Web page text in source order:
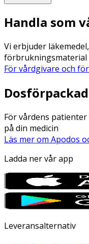
Handla som
Vi erbjuder
förbrukningsmaterial
För vårdgivare och
För vårdens
på din medicin
Läs mer om Apodos
Ladda ner vår app
Leveransalternativ